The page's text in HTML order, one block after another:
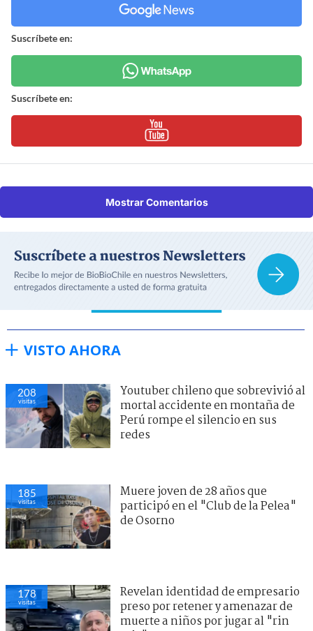
Suscríbete en:
Suscríbete en:
Mostrar Comentarios
VISTO AHORA
208
visitas
Youtuber chileno que sobrevivió al
mortal accidente en montaña de
Perú rompe el silencio en sus
redes
185
visitas
Muere joven de 28 años que
participó en el "Club de la Pelea"
de Osorno
178
visitas
Revelan identidad de empresario
preso por retener y amenazar de
muerte a niños por jugar al "rin